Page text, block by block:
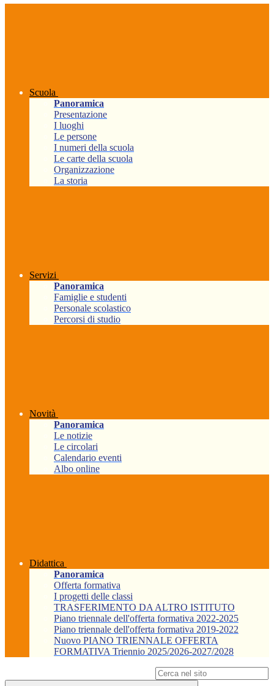
Scuola
Panoramica
Presentazione
I luoghi
Le persone
I numeri della scuola
Le carte della scuola
Organizzazione
La storia
Servizi
Panoramica
Famiglie e studenti
Personale scolastico
Percorsi di studio
Novità
Panoramica
Le notizie
Le circolari
Calendario eventi
Albo online
Didattica
Panoramica
Offerta formativa
I progetti delle classi
TRASFERIMENTO DA ALTRO ISTITUTO
Piano triennale dell'offerta formativa 2022-2025
Piano triennale dell'offerta formativa 2019-2022
Nuovo PIANO TRIENNALE OFFERTA
FORMATIVA Triennio 2025/2026-2027/2028